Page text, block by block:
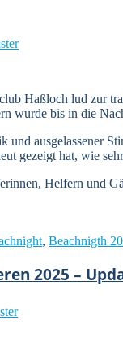
Haßloch lud zur
wurde bis in die
ausgelassener
gezeigt hat, wie
Helfern und
, Beachnigth
2025 –